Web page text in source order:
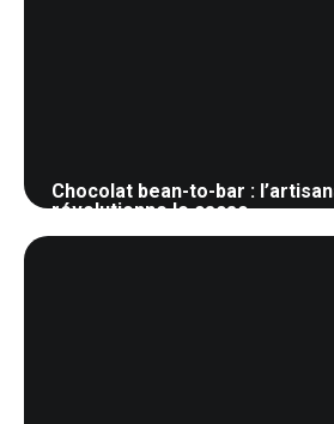
Chocolat bean-to-bar :
révolutionne le cacao